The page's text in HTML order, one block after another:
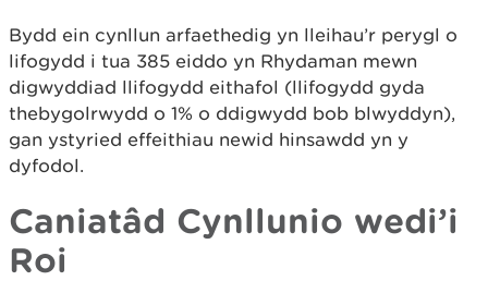
Bydd ein cynllun arfaethedig yn lleihau’r perygl o
lifogydd i tua 385 eiddo yn Rhydaman mewn
digwyddiad llifogydd eithafol (llifogydd gyda
thebygolrwydd o 1% o ddigwydd bob blwyddyn),
gan ystyried effeithiau newid hinsawdd yn y
dyfodol.
Caniatâd Cynllunio wedi’i
Roi